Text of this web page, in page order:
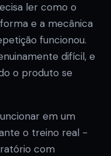
ler como o
e a mecânica
funcionou.
difícil, e
o produto se
em um
o treino real -
com